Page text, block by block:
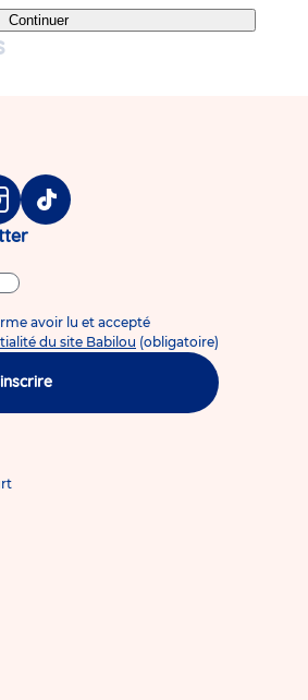
Continuer
Tiktok
avoir lu et accepté
du site Babilou (obligatoire)